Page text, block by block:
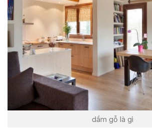
dầm gỗ là gì